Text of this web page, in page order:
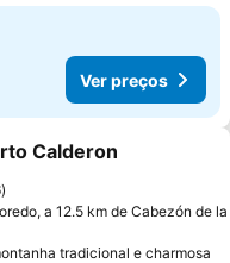
Ver preços
aos favoritos
Calderon
a 12.5 km de Cabezón de la
tradicional e charmosa